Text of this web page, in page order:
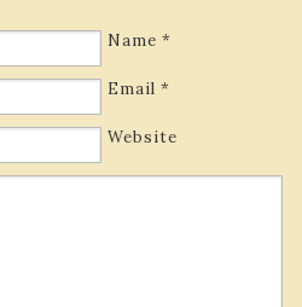
Name *
Email *
Website